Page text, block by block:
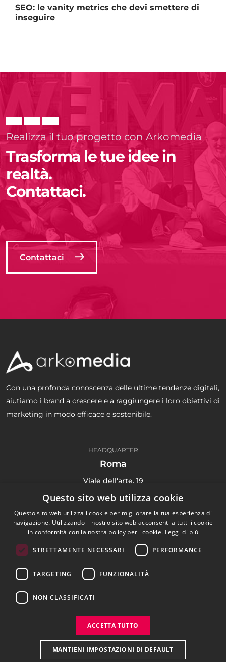
SEO: le vanity metrics che devi smettere di
inseguire
Realizza il tuo progetto con Arkomedia
Trasforma le tue idee in
realtà.
Contattaci.
Contattaci
Con una profonda conoscenza delle ultime tendenze digitali,
aiutiamo i brand a crescere e a raggiungere i loro obiettivi di
marketing in modo efficace e sostenibile.
HEADQUARTER
Roma
Viale dell'arte, 19
00144 Roma Italy
Portfolio
Privacy Policy
Questo sito web utilizza cookie
Questo sito web utilizza i cookie per migliorare la tua esperienza di
navigazione. Utilizzando il nostro sito web acconsenti a tutti i cookie
in conformità con la nostra policy per i cookie. Leggi di più
STRETTAMENTE NECESSARI PERFORMANCE
TARGETING FUNZIONALITÀ
NON CLASSIFICATI
ACCETTA TUTTO
MANTIENI IMPOSTAZIONI DI DEFAULT